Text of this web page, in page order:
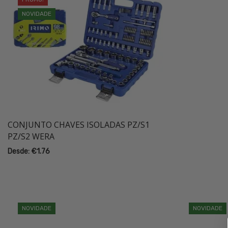
NOVIDADE
CONJUNTO CHAVES ISOLADAS PZ/S1
PZ/S2 WERA
Desde: €1.76
NOVIDADE NOVIDADE